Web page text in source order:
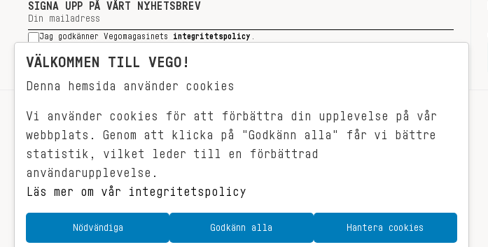
SIGNA UPP PÅ VÅRT NYHETSBREV
Jag godkänner Vegomagasinets integritetspolicy
SIGNA UPP
himla enkelt för just dig att äta
vego. För vegomat är inte krångligt,
fantastiskt.
RECEPT
VEGONYTT
OM OSS
VÄLKOMMEN TILL VEGO!
Denna hemsida använder cookies
Vi använder cookies för att förbättra din upplevelse på vår
webbplats. Genom att klicka på "Godkänn alla" får vi bättre
statistik, vilket leder till en förbättrad
användarupplevelse.
Läs mer om vår integritetspolicy
Nödvändiga Godkänn alla Hantera cookies